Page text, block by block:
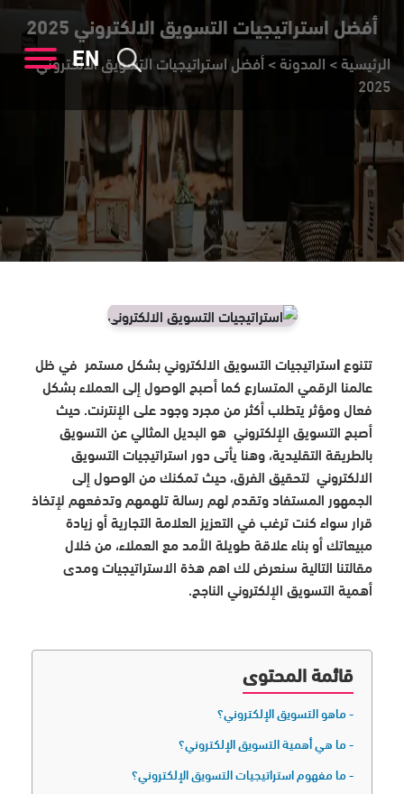
EN
أفضل استراتيجيات التسويق الالكتروني 2025
الرئيسية> المدونة>أفضل استراتيجيات التسويق الالكتروني
2025
تتنوع استراتيجيات التسويق الالكترونيبشكل مستمر في ظل
عالمنا الرقمي المتسارع كما أصبح الوصول إلى العملاء بشكل
فعال ومؤثر يتطلب أكثر من مجرد وجود على الإنترنت. حيث
أصبح التسويق الإلكتروني هو البديل المثالي عن التسويق
بالطريقة التقليدية، وهنا يأتى دور استراتيجيات التسويق
الالكتروني لتحقيق الفرق، حيث تمكنك من الوصول إلى
الجمهور المستفاد وتقدم لهم رسالة تلهمهم وتدفعهم لإتخاذ
قرار سواء كنت ترغب في التعزيز العلامة التجارية أو زيادة
مبيعاتك أو بناء علاقة طويلة الأمد مع العملاء، من خلال
مقالتنا التالية سنعرض لك اهم هذة الاستراتيجيات ومدى
أهمية التسويق الإلكتروني الناجح.
قائمة المحتوى
ماهو التسويق الإلكتروني؟
ما هي أهمية التسويق الإلكتروني؟
ما مفهوم استراتيجيات التسويق الإلكتروني؟